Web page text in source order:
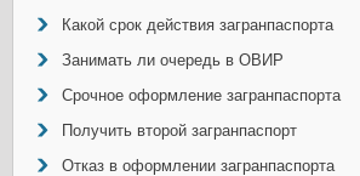
Какой срок действия загранпаспорта
Занимать ли очередь в ОВИР
Срочное оформление загранпаспорта
Получить второй загранпаспорт
Отказ в оформлении загранпаспорта